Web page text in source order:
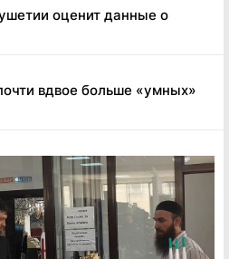
оценит данные о
вдвое больше «умных»